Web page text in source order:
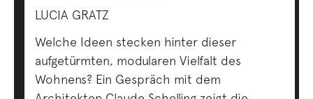
LUCIA GRATZ
Welche Ideen stecken hinter dieser
aufgetürmten, modularen Vielfalt des
Wohnens? Ein Gespräch mit dem